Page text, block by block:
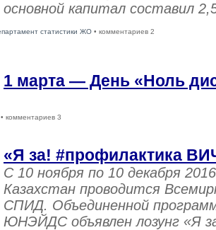
основной капитал составил
статистики ЖО • комментариев 2
1 марта — День «Ноль
• комментариев 3
«Я за! #профилактика
С 10 ноября по 10 декабря
Казахстан проводится
СПИД. Объединенной
ЮНЭЙДС объявлен лозунг «Я